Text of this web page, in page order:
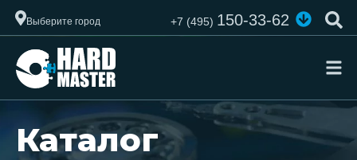
Выберите город +7 (495)150-33-62
Каталог